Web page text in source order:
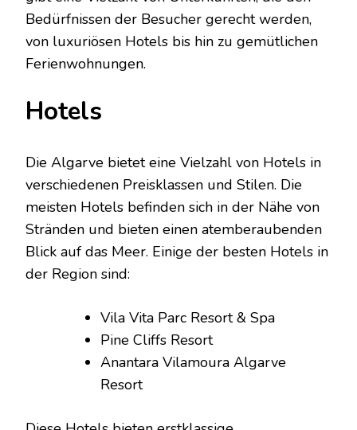
Bedürfnissen der Besucher gerecht werden,
von luxuriösen Hotels bis hin zu gemütlichen
Ferienwohnungen.
Hotels
Die Algarve bietet eine Vielzahl von Hotels in
verschiedenen Preisklassen und Stilen. Die
meisten Hotels befinden sich in der Nähe von
Stränden und bieten einen atemberaubenden
Blick auf das Meer. Einige der besten Hotels in
der Region sind:
Vila Vita Parc Resort & Spa
Pine Cliffs Resort
Anantara Vilamoura Algarve
Resort